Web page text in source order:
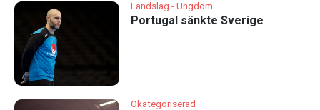
Landslag - Ungdom
Portugal sänkte Sverige
Okategoriserad